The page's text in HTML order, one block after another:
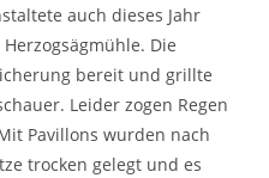
auch dieses Jahr
Die
bereit und grillte
Leider zogen Regen
Pavillons wurden nach
trocken gelegt und es